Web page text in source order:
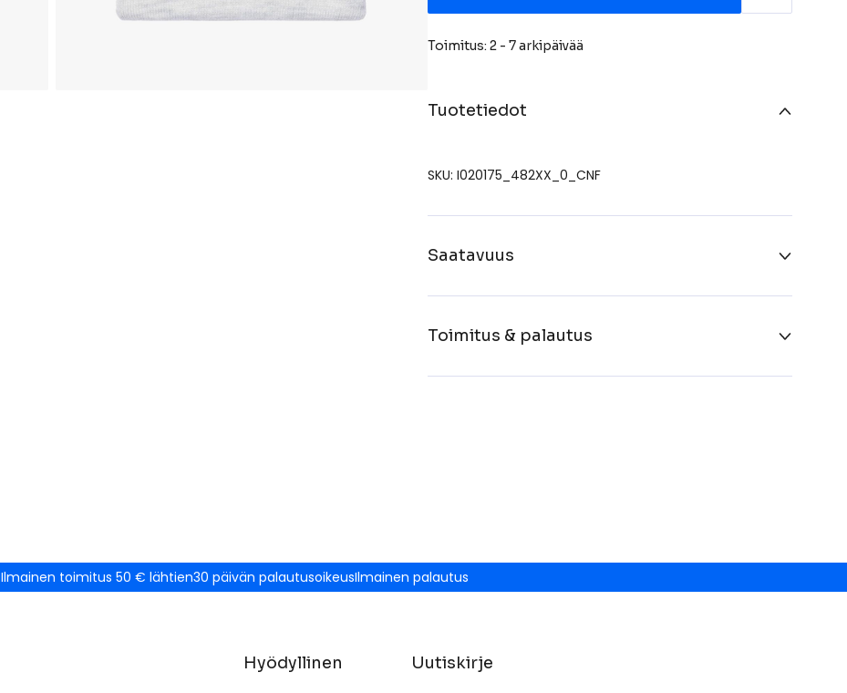
Toimitus: 2 - 7 arkipäivää
Tuotetiedot
SKU: I020175_482XX_0_CNF
Saatavuus
Toimitus & palautus
Ilmainen toimitus 50 € lähtien30 päivän palautusoikeusIlmainen palautus
Hyödyllinen Uutiskirje